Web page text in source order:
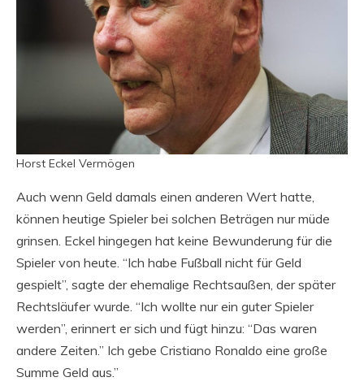
Horst Eckel Vermögen
Auch wenn Geld damals einen anderen Wert hatte,
können heutige Spieler bei solchen Beträgen nur müde
grinsen. Eckel hingegen hat keine Bewunderung für die
Spieler von heute. “Ich habe Fußball nicht für Geld
gespielt”, sagte der ehemalige Rechtsaußen, der später
Rechtsläufer wurde. “Ich wollte nur ein guter Spieler
werden”, erinnert er sich und fügt hinzu: “Das waren
andere Zeiten.” Ich gebe Cristiano Ronaldo eine große
Summe Geld aus.”